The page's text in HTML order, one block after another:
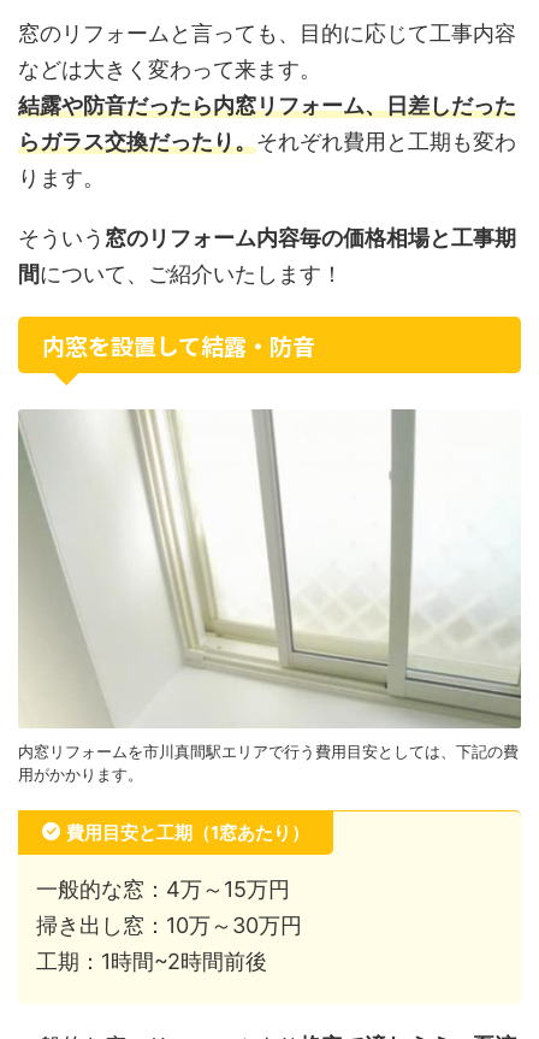
窓のリフォームと言っても、目的に応じて工事内容
などは大きく変わって来ます。
結露や防音だったら内窓リフォーム、日差しだった
らガラス交換だったり。それぞれ費用と工期も変わ
ります。
そういう 窓のリフォーム内容毎の価格相場と工事期
間について、ご紹介いたします！
内窓を設置して結露・防音
内窓リフォームを市川真間駅エリアで行う費用目安としては、下記の費
用がかかります。
費用目安と工期（1窓あたり）
一般的な窓：4万～15万円
掃き出し窓：10万～30万円
工期：1時間~2時間前後